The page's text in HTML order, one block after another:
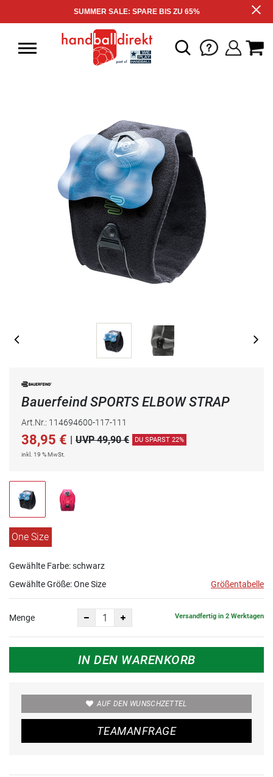
SUMMER SALE: SPARE BIS ZU 65%
Bauerfeind SPORTS ELBOW STRAP
Art.Nr.: 114694600-117-111
38,95 € | UVP 49,90 € DU SPARST 22%
inkl. 19 % MwSt.
One Size
Gewählte Farbe: schwarz
Gewählte Größe:One Size Größentabelle
Menge Versandfertig in 2 Werktagen
IN DEN WARENKORB
AUF DEN WUNSCHZETTEL
TEAMANFRAGE